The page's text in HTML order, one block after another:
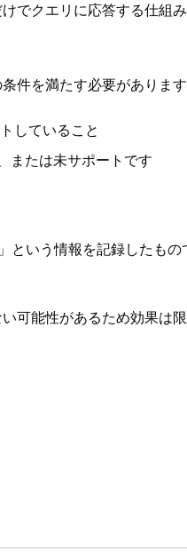
でクエリに応答する仕
件を満たす必要があります
していること
または未サポートです
いう情報を記録したも
能性があるため効果は